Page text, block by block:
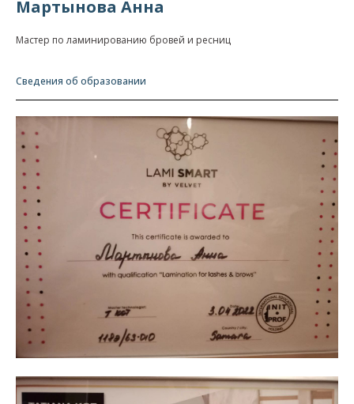
Мартынова Анна
Мастер по ламинированию бровей и ресниц
Сведения об образовании